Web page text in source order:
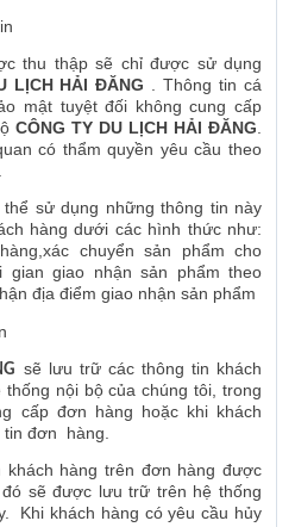
thu thập sẽ chỉ được sử dụng
LỊCH HẢI ĐĂNG . Thông tin cá
mật tuyệt đối không cung cấp
CÔNG TY DU LỊCH HẢI ĐĂNG
có thẩm quyền yêu cầu theo
sử dụng những thông tin này
hàng dưới các hình thức như:
chuyển sản phẩm cho
gian giao nhận sản phẩm theo
địa điểm giao nhận sản phẩm
sẽ lưu trữ các thông tin khách
nội bộ của chúng tôi, trong
cấp đơn hàng hoặc khi khách
tin đơn hàng.
hàng trên đơn hàng được
sẽ được lưu trữ trên hệ thống
Khi khách hàng có yêu cầu hủy